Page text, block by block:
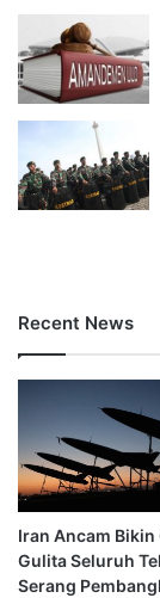
Recent News
Iran Ancam Bikin
Gulita Seluruh
Serang